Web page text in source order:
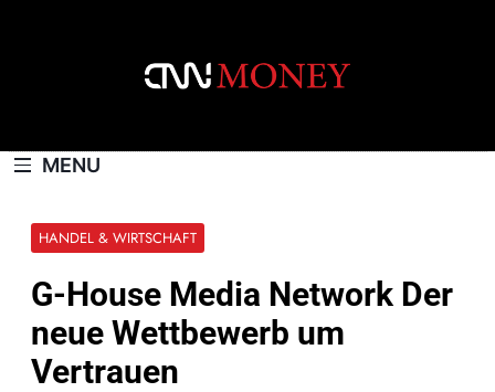
MENU
HANDEL & WIRTSCHAFT
G-House Media Network Der
neue Wettbewerb um
Vertrauen